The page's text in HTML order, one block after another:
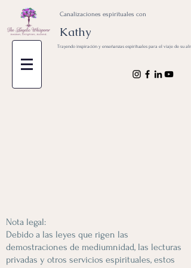
Kathy
Canalizaciones espirituales con
Trayendo inspiración y enseñanzas espirituales para el viaje de su
Nota legal:
Debido a las leyes que rigen las
demostraciones de mediumnidad, las lecturas
privadas y otros servicios espirituales, estos